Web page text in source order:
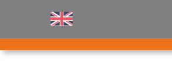
AKTUELLES